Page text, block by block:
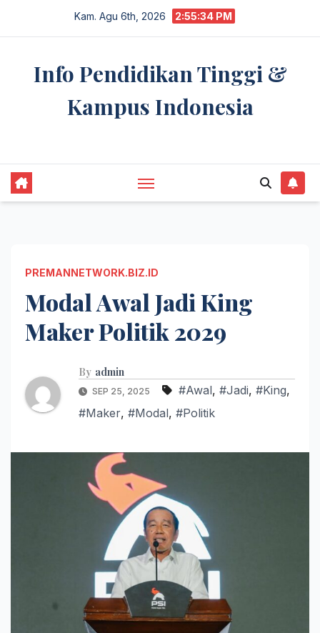
Kam. Agu 6th, 2026 2:55:35 PM
Info Pendidikan Tinggi &
Kampus Indonesia
PREMANNETWORK.BIZ.ID
Modal Awal Jadi King
Maker Politik 2029
By admin
SEP 25, 2025 #Awal, #Jadi, #King,
#Maker, #Modal, #Politik